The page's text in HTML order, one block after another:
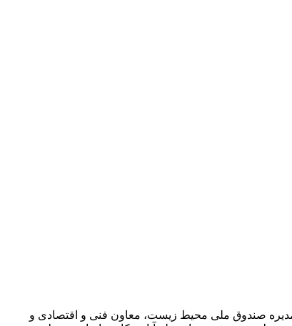
دامداری افضلیان با حضور رییس هیئت مدیره صندوق ملی محیط زیست، معاون فنی و اقتصادی و